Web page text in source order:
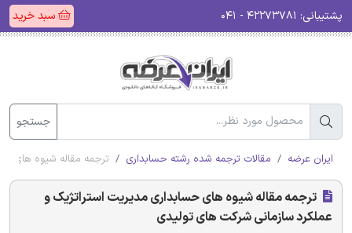
پشتیبانی: سبد خرید
جستجو
ایران عرضه مقالات ترجمه شده رشته حسابداری ترجمه مقاله شیوه های
ترجمه مقاله شیوه های حسابداری مدیریت استراتژیک و
عملکرد سازمانی شرکت های تولیدی